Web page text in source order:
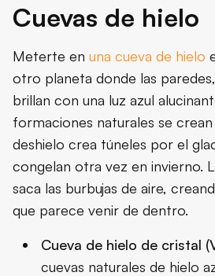
Cuevas de hielo
Meterte en una cueva de hielo
otro planeta donde las
brillan con una luz azul
formaciones naturales se
deshielo crea túneles por el
congelan otra vez en invierno.
saca las burbujas de aire,
que parece venir de dentro.
Cueva de hielo de cristal
cuevas naturales de hielo